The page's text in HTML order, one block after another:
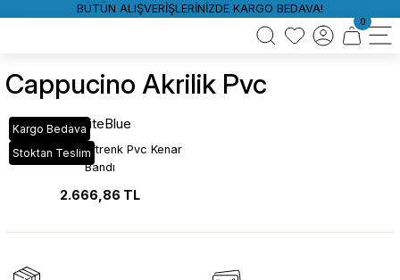
BÜTÜN ALIŞVERİŞLERİNİZDE KARGO BEDAVA!
0
Cappucino Akrilik Pvc
Kargo Bedava
Stoktan Teslim
WhiteBlue
Cappucino Çiftrenk Pvc Kenar
Bandı
2.666,86 TL